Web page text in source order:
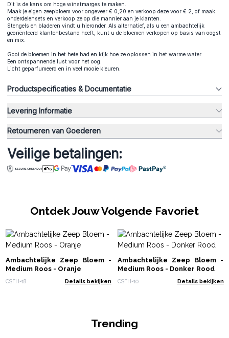
Dit is de kans om hoge winstmarges te maken.
Maak je eigen zeepbloem voor ongeveer € 0,20 en verkoop deze voor € 2, of maak
onderdelensets en verkoop ze op die mannier aan je klanten.
Stengels en bladeren vindt u hieronder. Als alternatief, als u een ambachtelijk
georiënteerd klantenbestand heeft, kunt u de bloemen verkopen op basis van oogst
en mix.
Gooi de bloemen in het hete bad en kijk hoe ze oplossen in het warme water.
Een ontspannende lust voor het oog.
Licht geparfumeerd en in veel mooie kleuren.
Productspecificaties & Documentatie
Levering Informatie
Retourneren van Goederen
Veilige betalingen:
Ontdek Jouw Volgende Favoriet
Ambachtelijke Zeep Bloem -
Medium Roos - Oranje
CSFH-18 Details bekijken
Ambachtelijke Zeep Bloem -
Medium Roos - Donker Rood
CSFH-10 Details bekijken
Trending